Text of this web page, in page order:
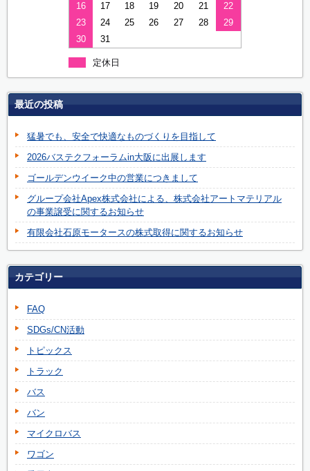
16
17 18 19 20 21
22
23
24 25 26 27 28
29
30
31
定休日
最近の投稿
猛暑でも、安全で快適なものづくりを目指して
2026バステクフォーラムin大阪に出展します
ゴールデンウイーク中の営業につきまして
グループ会社Apex株式会社による、株式会社アートマテリアル
の事業譲受に関するお知らせ
有限会社石原モータースの株式取得に関するお知らせ
カテゴリー
FAQ
SDGs/CN活動
トピックス
トラック
バス
バン
マイクロバス
ワゴン